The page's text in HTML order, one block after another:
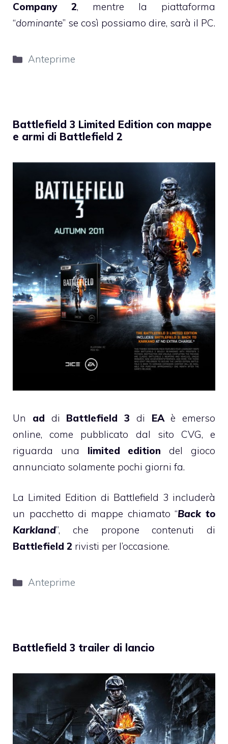
Company 2, mentre la piattaforma
“dominante” se così possiamo dire, sarà il PC.
Categorie
Anteprime
Battlefield 3 Limited Edition con mappe
e armi di Battlefield 2
Un ad di Battlefield 3 di EAè emerso
online, come pubblicato dal sito CVG, e
riguarda una limited edition del gioco
annunciato solamente pochi giorni fa.
La Limited Edition di Battlefield 3 includerà
un pacchetto di mappe chiamato “Back to
Karkland”, che propone contenuti di
Battlefield 2 rivisti per l’occasione.
Categorie
Anteprime
Battlefield 3 trailer di lancio